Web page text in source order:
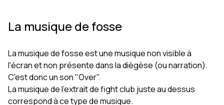
La musique de fosse
La musique de fosse est une musique non visible à
l'écran et non présente dans la diègèse (ou narration).
C'est donc un son "Over".
La musique de l'extrait de fight club juste au dessus
correspond à ce type de musique.